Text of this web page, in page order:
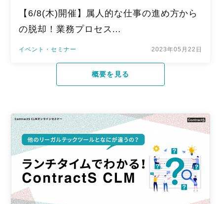
【6/8(木)開催】属人的な仕事の進め方から
の脱却！業務プロセス…
イベント・セミナー 2023年05月22日
概要を見る